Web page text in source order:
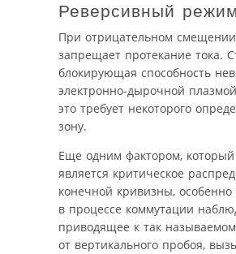
Реверсивный режим
При отрицательном смещении
запрещает протекание тока.
блокирующая способность
электронно-дырочной
это требует некоторого
зону.
Еще одним фактором,
является критическое
конечной кривизны,
в процессе коммутации
приводящее к так
от вертикального пробоя,